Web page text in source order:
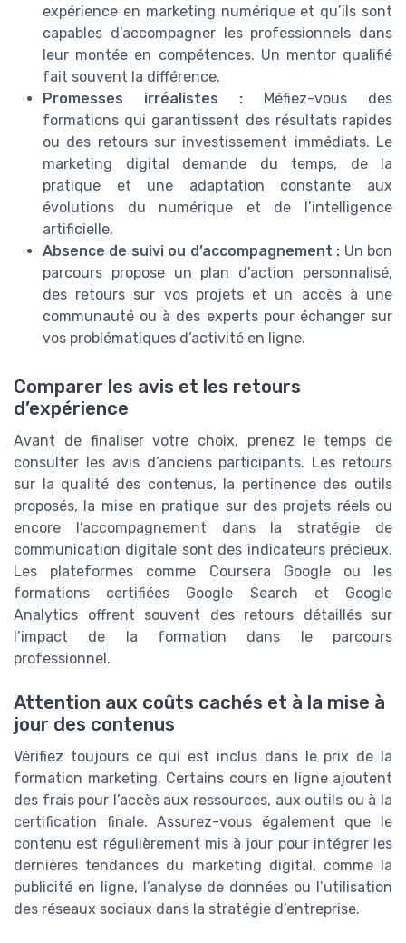
expérience en marketing numérique et qu’ils sont
capables d’accompagner les professionnels dans
leur montée en compétences. Un mentor qualifié
fait souvent la différence.
Promesses irréalistes : Méfiez-vous des
formations qui garantissent des résultats rapides
ou des retours sur investissement immédiats. Le
marketing digital demande du temps, de la
pratique et une adaptation constante aux
évolutions du numérique et de l’intelligence
artificielle.
Absence de suivi ou d’accompagnement : Un bon
parcours propose un plan d’action personnalisé,
des retours sur vos projets et un accès à une
communauté ou à des experts pour échanger sur
vos problématiques d’activité en ligne.
Comparer les avis et les retours
d’expérience
Avant de finaliser votre choix, prenez le temps de
consulter les avis d’anciens participants. Les retours
sur la qualité des contenus, la pertinence des outils
proposés, la mise en pratique sur des projets réels ou
encore l’accompagnement dans la stratégie de
communication digitale sont des indicateurs précieux.
Les plateformes comme Coursera Google ou les
formations certifiées Google Search et Google
Analytics offrent souvent des retours détaillés sur
l’impact de la formation dans le parcours
professionnel.
Attention aux coûts cachés et à la mise à
jour des contenus
Vérifiez toujours ce qui est inclus dans le prix de la
formation marketing. Certains cours en ligne ajoutent
des frais pour l’accès aux ressources, aux outils ou à la
certification finale. Assurez-vous également que le
contenu est régulièrement mis à jour pour intégrer les
dernières tendances du marketing digital, comme la
publicité en ligne, l’analyse de données ou l’utilisation
des réseaux sociaux dans la stratégie d’entreprise.